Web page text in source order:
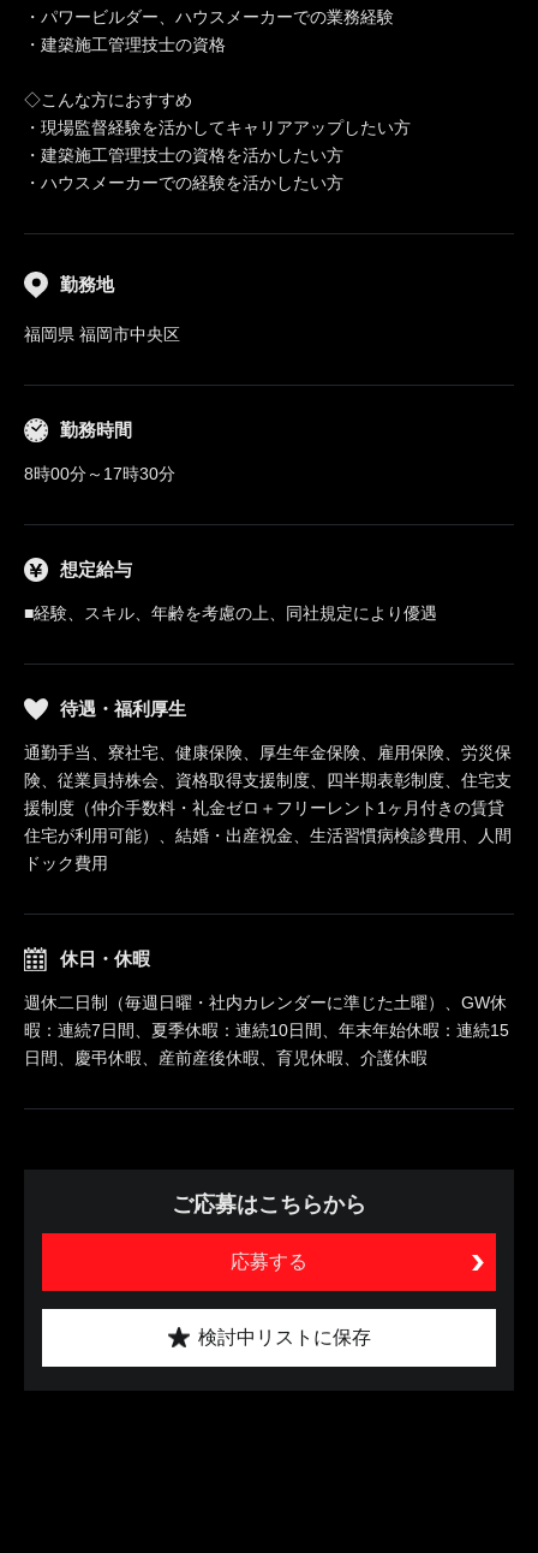
・パワービルダー、ハウスメーカーでの業務経験
・建築施工管理技士の資格
◇こんな方におすすめ
・現場監督経験を活かしてキャリアアップしたい方
・建築施工管理技士の資格を活かしたい方
・ハウスメーカーでの経験を活かしたい方
勤務地
福岡県 福岡市中央区
勤務時間
8時00分～17時30分
想定給与
■経験、スキル、年齢を考慮の上、同社規定により優遇
待遇・福利厚生
通勤手当、寮社宅、健康保険、厚生年金保険、雇用保険、労災保
険、従業員持株会、資格取得支援制度、四半期表彰制度、住宅支
援制度（仲介手数料・礼金ゼロ＋フリーレント1ヶ月付きの賃貸
住宅が利用可能）、結婚・出産祝金、生活習慣病検診費用、人間
ドック費用
休日・休暇
週休二日制（毎週日曜・社内カレンダーに準じた土曜）、GW休
暇：連続7日間、夏季休暇：連続10日間、年末年始休暇：連続15
日間、慶弔休暇、産前産後休暇、育児休暇、介護休暇
ご応募はこちらから
応募する
検討中リストに保存